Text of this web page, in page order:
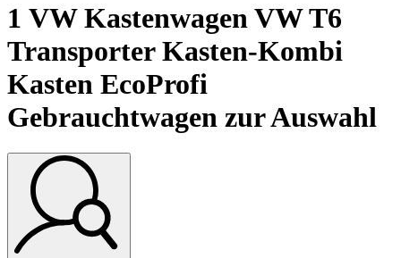
1 VW Kastenwagen VW T6
Transporter Kasten-Kombi
Kasten EcoProfi
Gebrauchtwagen zur Auswahl